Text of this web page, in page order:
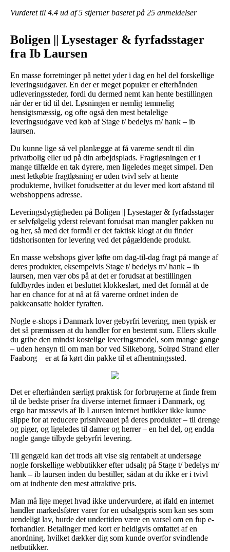
Vurderet til 4.4 ud af 5 stjerner baseret på 25 anmeldelser
Boligen || Lysestager & fyrfadsstager
fra Ib Laursen
En masse forretninger på nettet yder i dag en hel del forskellige
leveringsudgaver. En der er meget populær er efterhånden
udleveringssteder, fordi du dermed nemt kan hente bestillingen
når der er tid til det. Løsningen er nemlig temmelig
hensigtsmæssig, og ofte også den mest betalelige
leveringsudgave ved køb af Stage t/ bedelys m/ hank – ib
laursen.
Du kunne lige så vel planlægge at få varerne sendt til din
privatbolig eller ud på din arbejdsplads. Fragtløsningen er i
mange tilfælde en tak dyrere, men ligeledes meget simpel. Den
mest letkøbte fragtløsning er uden tvivl selv at hente
produkterne, hvilket forudsætter at du lever med kort afstand til
webshoppens adresse.
Leveringsdygtigheden på Boligen || Lysestager & fyrfadsstager
er selvfølgelig yderst relevant forudsat man mangler pakken nu
og her, så med det formål er det faktisk klogt at du finder
tidshorisonten for levering ved det pågældende produkt.
En masse webshops giver løfte om dag-til-dag fragt på mange af
deres produkter, eksempelvis Stage t/ bedelys m/ hank – ib
laursen, men vær obs på at det er forudsat at bestillingen
fuldbyrdes inden et besluttet klokkeslæt, med det formål at de
har en chance for at nå at få varerne ordnet inden de
pakkeansatte holder fyraften.
Nogle e-shops i Danmark lover gebyrfri levering, men typisk er
det så præmissen at du handler for en bestemt sum. Ellers skulle
du gribe den mindst kostelige leveringsmodel, som mange gange
– uden hensyn til om man bor ved Silkeborg, Solrød Strand eller
Faaborg – er at få kørt din pakke til et afhentningssted.
Det er efterhånden særligt praktisk for forbrugerne at finde frem
til de bedste priser fra diverse internet firmaer i Danmark, og
ergo har massevis af Ib Laursen internet butikker ikke kunne
slippe for at reducere prisniveauet på deres produkter – til drenge
og piger, og ligeledes til damer og herrer – en hel del, og endda
nogle gange tilbyde gebyrfri levering.
Til gengæld kan det trods alt vise sig rentabelt at undersøge
nogle forskellige webbutikker efter udsalg på Stage t/ bedelys m/
hank – ib laursen inden du bestiller, sådan at du ikke er i tvivl
om at indhente den mest attraktive pris.
Man må lige meget hvad ikke undervurdere, at ifald en internet
handler markedsfører varer for en udsalgspris som kan ses som
uendeligt lav, burde det undertiden være en varsel om en fup e-
forhandler. Betalinger med kort er heldigvis omfattet af en
anordning, hvilket dækker dig som kunde overfor svindlende
netbutikker.